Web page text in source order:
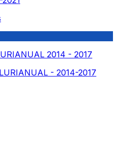
2014 - 2017
- 2014-2017